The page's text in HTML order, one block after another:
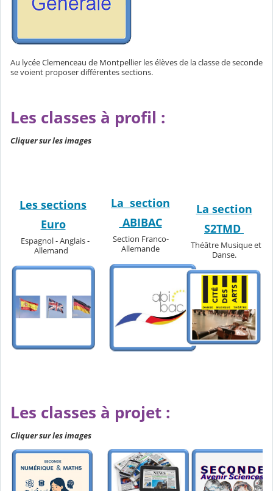
Au lycée Clemenceau de Montpellier les élèves de la classe de seconde
se voient proposer différentes sections.
Les classes à profil :
Cliquer sur les images
Les sections
Euro
Espagnol - Anglais -
Allemand
La section
ABIBAC
Section Franco-
Allemande
La section
S2TMD
Théâtre Musique et
Danse.
Les classes à projet :
Cliquer sur les images